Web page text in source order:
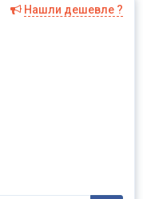
Нашли дешевле ?